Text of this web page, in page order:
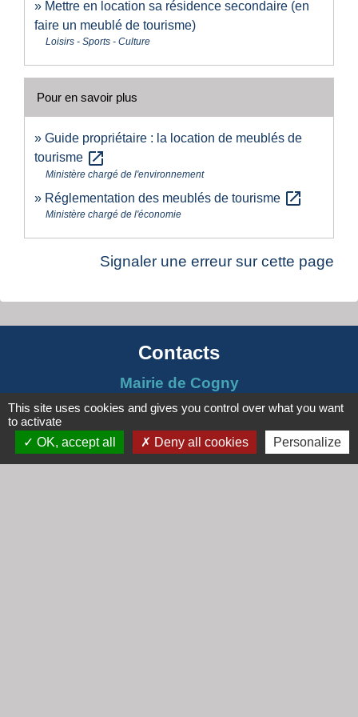
Mettre en location sa résidence secondaire (en
faire un meublé de tourisme)
Loisirs - Sports - Culture
Pour en savoir plus
Guide propriétaire : la location de meublés de
tourisme open_in_new
Ministère chargé de l'environnement
Réglementation des meublés de tourisme open_in_new
Ministère chargé de l'économie
Signaler une erreur sur cette page
Contacts
Mairie de Cogny
438 Rue Mont Saint Guibert
69640 Cogny - FRANCE
+33 4 74 67 30 55
This site uses cookies and gives you control over what you want
to activate
OK, accept all
Deny all cookies Personalize